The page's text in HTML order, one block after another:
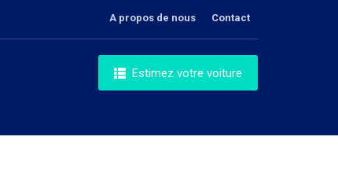
A propos de nous Contact
Estimez votre voiture